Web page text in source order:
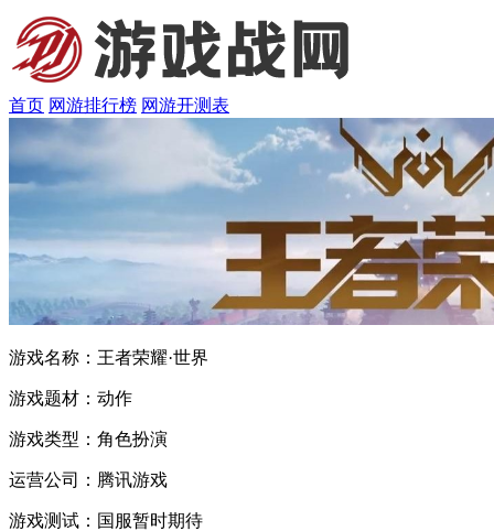
首页 网游排行榜 网游开测表
游戏名称： 王者荣耀·世界
游戏题材： 动作
游戏类型： 角色扮演
运营公司： 腾讯游戏
游戏测试： 国服暂时期待